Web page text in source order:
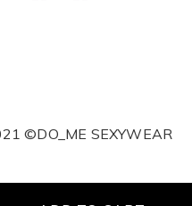
©DO_ME SEXYWEAR